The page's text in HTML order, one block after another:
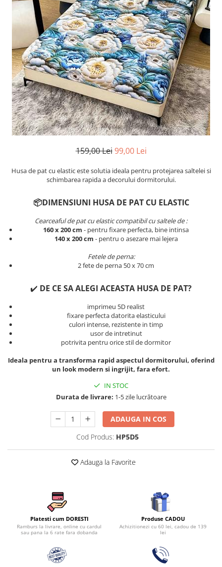
Cearceaf cu elastic
Cearceaf normal
Lenjerii De Pat Creponate
Lenjerii De Pat Bumbac Poplin 2
Persoane
Lenjerii De Pat Bumbac Poplin,
Matlasate, 2 Persoane
Lenjerii De Pat Bumbac Satinat 2
Persoane
Lenjerii De Pat Volanase
Lenjerii De Pat, Finet Premium 3D,
Lenjerii De Pat Catifea
Set Lenjerie De Pat Blana
Artificiala De Iepure, 6 Piese, 2
Persoane
Set Lenjerie Pat Blanita Iepure, 6
Piese, Cu Pilota Inclusa
Lenjerii De Pat Premium Collection
Pilota / Cuvertura Inclusa
11 Piese, Cuvertura Inclusa
Lenjerii Damasc Egiptean King Size
Lenjerii De Pat, Finet Premium, 1
Lenjerii De Pat Damasc 1 Persoana
Lenjerii De Pat, Imprimeu 3D, 1
159,00 Lei 99,00 Lei
Husa de pat cu elastic este solutia ideala pentru protejarea saltelei si
schimbarea rapida a decorului dormitorului.
📦DIMENSIUNI HUSA DE PAT CU ELASTIC
Cearceaful de pat cu elastic compatibil cu saltele de :
160 x 200 cm - pentru fixare perfecta, bine intinsa
140 x 200 cm - pentru o asezare mai lejera
Fetele de perna:
2 fete de perna 50 x 70 cm
✔️ DE CE SA ALEGI ACEASTA HUSA DE PAT?
imprimeu 5D realist
fixare perfecta datorita elasticului
culori intense, rezistente in timp
usor de intretinut
potrivita pentru orice stil de dormitor
Ideala pentru a transforma rapid aspectul dormitorului, oferind
un look modern si ingrijit, fara efort.
IN STOC
Durata de livrare: 1-5 zile lucrătoare
ADAUGA IN COS
Cod Produs: HP5D5
Adauga la Favorite
Platesti cum DORESTI
Ramburs la livrare, online cu cardul
sau pana la 6 rate fara dobanda
Produse CADOU
Achizitionezi cu 60 lei, cadou de 139
lei